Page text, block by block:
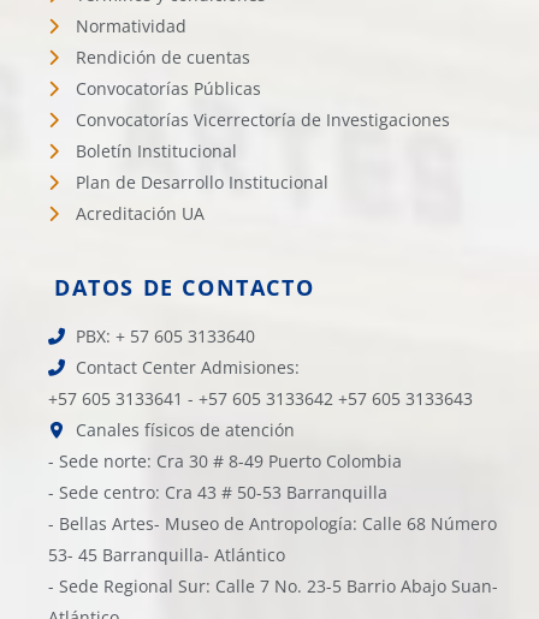
Normatividad
Rendición de cuentas
Convocatorías Públicas
Convocatorías Vicerrectoría de Investigaciones
Boletín Institucional
Plan de Desarrollo Institucional
Acreditación UA
DATOS DE CONTACTO
PBX: + 57 605 3133640
Contact Center Admisiones:
+57 605 3133641 - +57 605 3133642 +57 605 3133643
Canales físicos de atención
- Sede norte: Cra 30 # 8-49 Puerto Colombia
- Sede centro: Cra 43 # 50-53 Barranquilla
- Bellas Artes- Museo de Antropología: Calle 68 Número
53- 45 Barranquilla- Atlántico
- Sede Regional Sur: Calle 7 No. 23-5 Barrio Abajo Suan-